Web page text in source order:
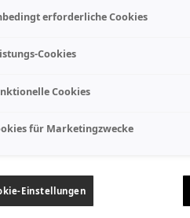
erforderliche Cookies
Cookies
Cookies
für Marketingzwecke
Einstellungen